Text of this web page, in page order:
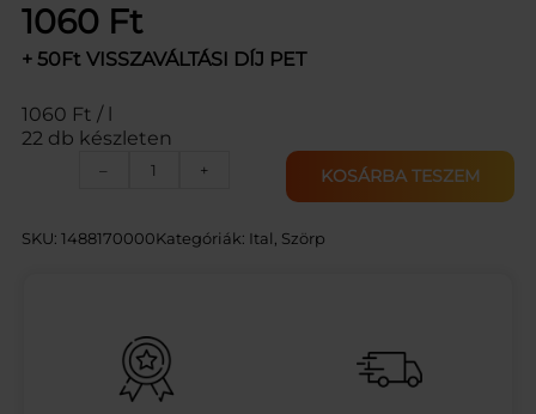
1060 Ft
+ 50Ft VISSZAVÁLTÁSI DÍJ PET
1060 Ft / l
22 db készleten
–
P
Ö
Z
E
R
+ KOSÁRBA TESZEM
SKU: 1488170000Kategóriák: Ital Szörp